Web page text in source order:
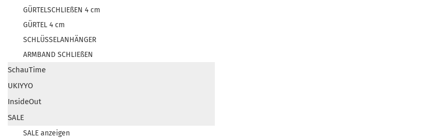
GÜRTELSCHLIEßEN 4 cm
GÜRTEL 4 cm
SCHLÜSSELANHÄNGER
ARMBAND SCHLIEßEN
SchauTime
UKIYYO
InsideOut
SALE
SALE anzeigen